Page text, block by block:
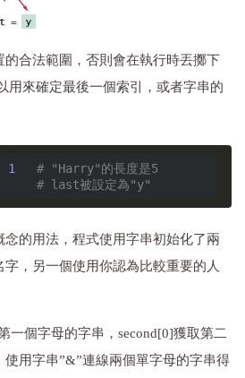
合法範圍，否則會在執行時丟擲下
用來確定最後一個索引，或者字串的
1
# "Harry"的長度是5
# last被設定為"y"
的用法，程式使用字串初始化了兩
，另一個使用你認為比較重要的人
一個字母的字串，second[0]獲取第二
用字串”&”連線兩個單字母的字串得